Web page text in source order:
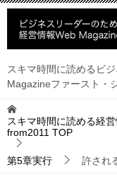
スキマ時間に読めるビ
Magazineファースト・
スキマ時間に読める経
from2011 TOP
第5章実行 許され